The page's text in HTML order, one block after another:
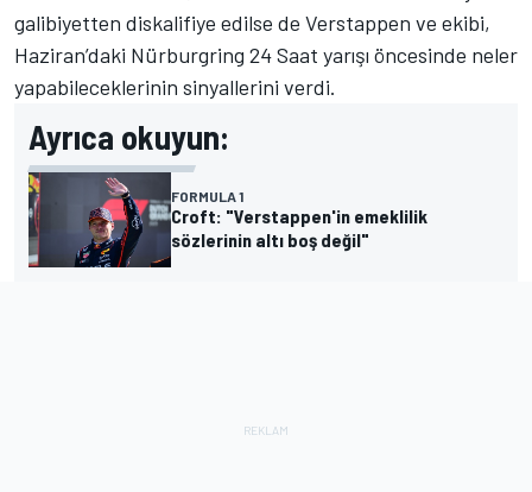
galibiyetten diskalifiye edilse de Verstappen ve ekibi,
Haziran’daki Nürburgring 24 Saat yarışı öncesinde neler
yapabileceklerinin sinyallerini verdi.
Ayrıca okuyun:
FORMULA 1
Croft: "Verstappen'in emeklilik
sözlerinin altı boş değil"